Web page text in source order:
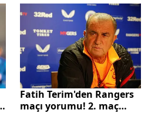
Fatih Terim'den Rangers
maçı yorumu! 2. maç